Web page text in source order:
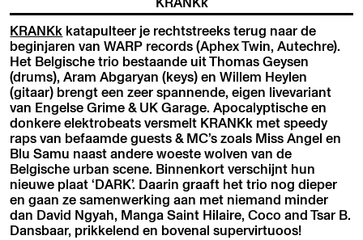
KRANKk katapulteer je rechtstreeks terug naar de
beginjaren van WARP records (Aphex Twin, Autechre).
Het Belgische trio bestaande uit Thomas Geysen
(drums), Aram Abgaryan (keys) en Willem Heylen
(gitaar) brengt een zeer spannende, eigen livevariant
van Engelse Grime & UK Garage. Apocalyptische en
donkere elektrobeats versmelt KRANKk met speedy
raps van befaamde guests & MC’s zoals Miss Angel en
Blu Samu naast andere woeste wolven van de
Belgische urban scene. Binnenkort verschijnt hun
nieuwe plaat ‘DARK’. Daarin graaft het trio nog dieper
en gaan ze samenwerking aan met niemand minder
dan David Ngyah, Manga Saint Hilaire, Coco and Tsar B.
Dansbaar, prikkelend en bovenal supervirtuoos!